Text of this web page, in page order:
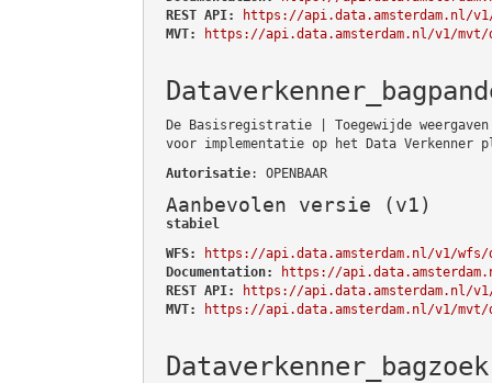
REST API:
https://api.data.amsterdam.nl/v1/
MVT:
https://api.data.amsterdam.nl/v1/mvt/
De Basisregistratie | Toegewijde
voor implementatie op het Data Verkenner
Autorisatie: OPENBAAR
Aanbevolen versie (v1)
stabiel
WFS:
https://api.data.amsterdam.nl/v1/wfs/
Documentation:
https://
REST API:
https://api.data.amsterdam.nl/v1/
MVT:
https://api.data.amsterdam.nl/v1/mvt/
Dataverkenner_bagzoek